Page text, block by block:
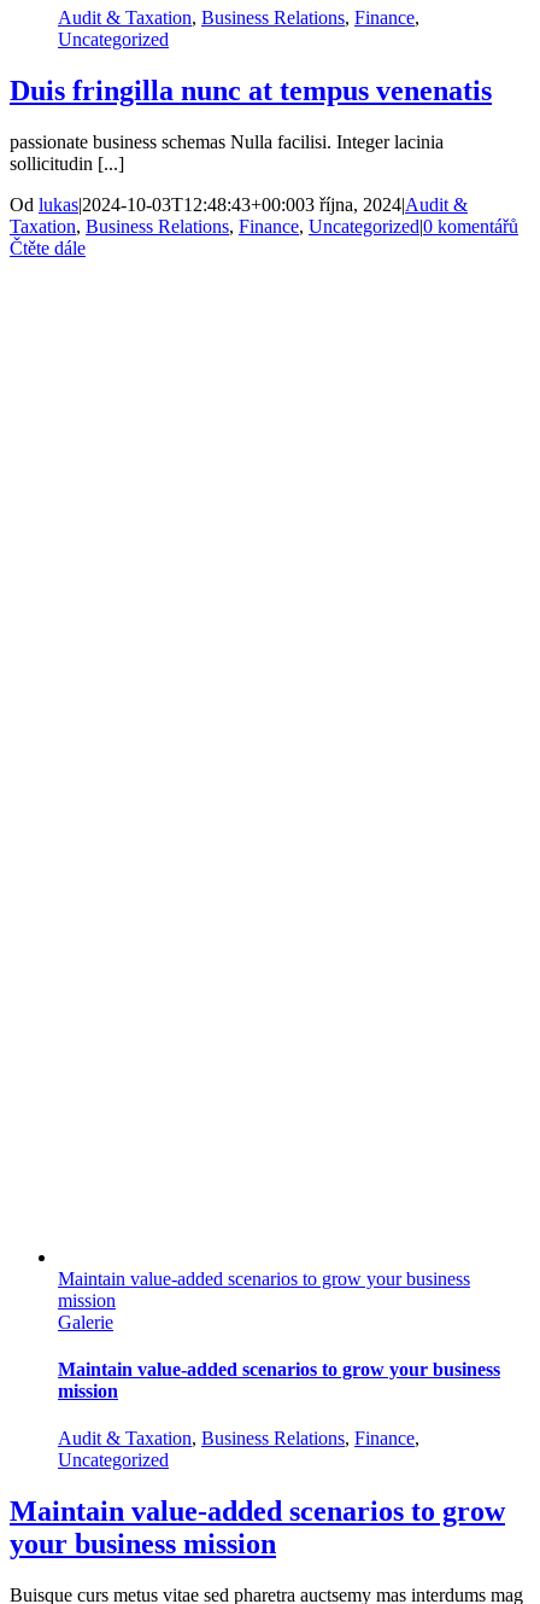
Audit & Taxation, Business Relations, Finance,
Uncategorized
Duis fringilla nunc at tempus venenatis
passionate business schemas Nulla facilisi. Integer lacinia
sollicitudin [...]
Od lukas|2024-10-03T12:48:43+00:003 října, 2024|Audit &
Taxation, Business Relations, Finance, Uncategorized|0 komentářů
Čtěte dále
Maintain value-added scenarios to grow your business
mission
Galerie
Maintain value-added scenarios to grow your business
mission
Audit & Taxation, Business Relations, Finance,
Uncategorized
Maintain value-added scenarios to grow
your business mission
Buisque curs metus vitae sed pharetra auctsemy mas interdums mag